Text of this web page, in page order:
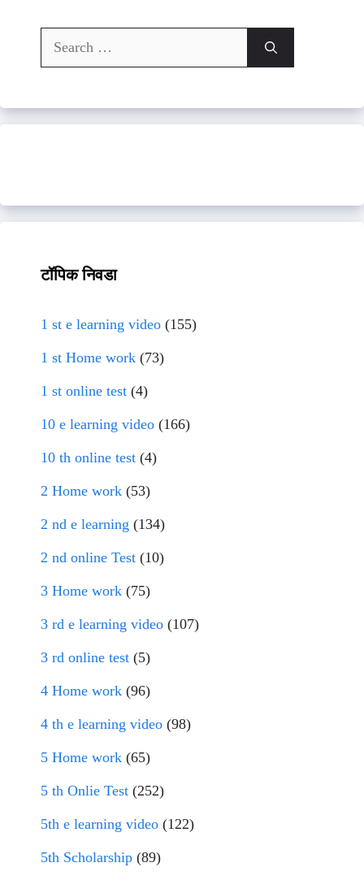
Search
for:
टॉपिक निवडा
1 st e learning video (155)
1 st Home work (73)
1 st online test (4)
10 e learning video (166)
10 th online test (4)
2 Home work (53)
2 nd e learning (134)
2 nd online Test (10)
3 Home work (75)
3 rd e learning video (107)
3 rd online test (5)
4 Home work (96)
4 th e learning video (98)
5 Home work (65)
5 th Onlie Test (252)
5th e learning video (122)
5th Scholarship (89)